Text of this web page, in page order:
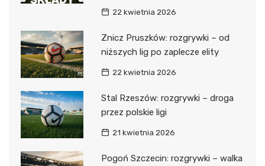
22 kwietnia 2026
Znicz Pruszków: rozgrywki – od
niższych lig po zaplecze elity
22 kwietnia 2026
Stal Rzeszów: rozgrywki – droga
przez polskie ligi
21 kwietnia 2026
Pogoń Szczecin: rozgrywki – walka